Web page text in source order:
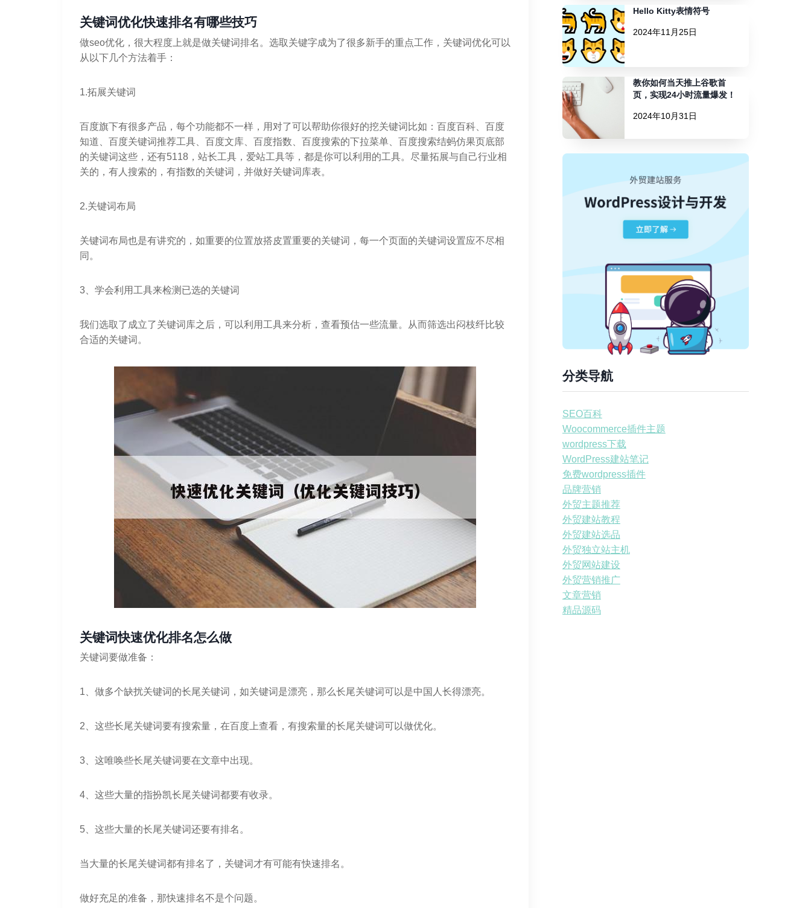
关键词优化快速排名有哪些技巧
做seo优化，很大程度上就是做关键词排名。选取关键字成为了很多新手的重点工作，关键词优化可以
从以下几个方法着手：
1.拓展关键词
百度旗下有很多产品，每个功能都不一样，用对了可以帮助你很好的挖关键词比如：百度百科、百度
知道、百度关键词推荐工具、百度文库、百度指数、百度搜索的下拉菜单、百度搜索结蚂仿果页底部
的关键词这些，还有5118，站长工具，爱站工具等，都是你可以利用的工具。尽量拓展与自己行业相
关的，有人搜索的，有指数的关键词，并做好关键词库表。
2.关键词布局
关键词布局也是有讲究的，如重要的位置放搭皮置重要的关键词，每一个页面的关键词设置应不尽相
同。
3、学会利用工具来检测已选的关键词
我们选取了成立了关键词库之后，可以利用工具来分析，查看预估一些流量。从而筛选出闷枝纤比较
合适的关键词。
关键词快速优化排名怎么做
关键词要做准备：
1、做多个缺扰关键词的长尾关键词，如关键词是漂亮，那么长尾关键词可以是中国人长得漂亮。
2、这些长尾关键词要有搜索量，在百度上查看，有搜索量的长尾关键词可以做优化。
3、这唯唤些长尾关键词要在文章中出现。
4、这些大量的指扮凯长尾关键词都要有收录。
5、这些大量的长尾关键词还要有排名。
当大量的长尾关键词都有排名了，关键词才有可能有快速排名。
做好充足的准备，那快速排名不是个问题。
Hello Kitty表情符号
2024年11月25日
教你如何当天推上谷歌首
页，实现24小时流量爆发！
2024年10月31日
分类导航
SEO百科
Woocommerce插件主题
wordpress下载
WordPress建站笔记
免费wordpress插件
品牌营销
外贸主题推荐
外贸建站教程
外贸建站选品
外贸独立站主机
外贸网站建设
外贸营销推广
文章营销
精品源码